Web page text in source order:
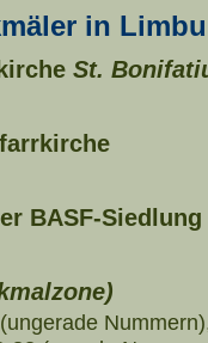
in
St.
BASF-Siedlung